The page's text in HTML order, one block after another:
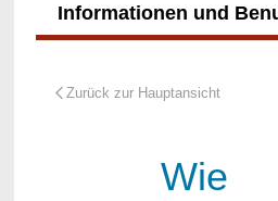
Informationen und
Wie